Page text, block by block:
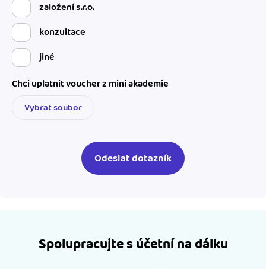
založení s.r.o.
konzultace
jiné
Chci uplatnit voucher z mini akademie
Vybrat soubor
Spolupracujte s účetní na dálku